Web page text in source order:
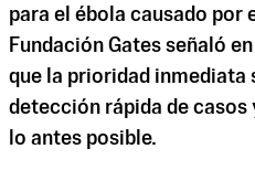
para el ébola causado por
Fundación Gates señaló
que la prioridad inmediata
detección rápida de
lo antes posible.